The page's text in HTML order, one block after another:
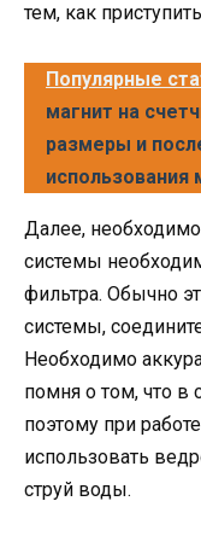
тем, как
Популярные
магнит на
размеры и
использования
Далее,
системы
фильтра. Обычно
системы,
Необходимо
помня о том, что в
поэтому при
использовать
струй воды.